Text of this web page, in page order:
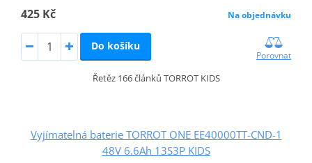
425 Kč Na objednávku
Do košíku
Porovnat
Řetěz 166 článků TORROT KIDS
Vyjímatelná baterie TORROT ONE EE40000TT-CND-1
48V 6.6Ah 13S3P KIDS